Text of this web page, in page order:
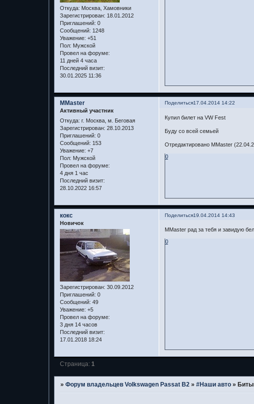
Откуда: Москва, Хамовники
Зарегистрирован: 18.01.2012
Приглашений: 0
Сообщений: 1248
Уважение: +51
Пол: Мужской
Провел на форуме:
11 дней 4 часа
Последний визит:
30.01.2025 11:36
Поделиться17.04.2014 14:22
MMaster
Активный участник
Откуда: г. Москва, м. Беговая
Зарегистрирован: 28.10.2013
Приглашений: 0
Сообщений: 153
Уважение: +7
Пол: Мужской
Провел на форуме:
4 дня 1 час
Последний визит:
28.10.2022 16:57
Купил билет на VW Fest
Буду со всей семьей
Отредактировано MMaster
0
Поделиться19.04.2014 14:43
кокс
Новичок
Зарегистрирован: 30.09.2012
Приглашений: 0
Сообщений: 49
Уважение: +5
Провел на форуме:
3 дня 14 часов
Последний визит:
17.01.2018 18:24
MMaster рад за тебя и завидую
0
Страница: 1
» Форум владельцев Volkswagen Passat B2 » #Наши авто »